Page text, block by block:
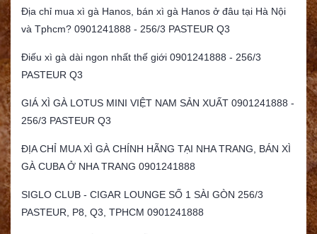
Địa chỉ mua xì gà Hanos, bán xì gà Hanos ở đâu tại Hà Nội
và Tphcm? 0901241888 - 256/3 PASTEUR Q3
Điếu xì gà dài ngon nhất thế giới 0901241888 - 256/3
PASTEUR Q3
GIÁ XÌ GÀ LOTUS MINI VIỆT NAM SẢN XUẤT 0901241888 -
256/3 PASTEUR Q3
ĐỊA CHỈ MUA XÌ GÀ CHÍNH HÃNG TẠI NHA TRANG, BÁN XÌ
GÀ CUBA Ở NHA TRANG 0901241888
SIGLO CLUB - CIGAR LOUNGE SỐ 1 SÀI GÒN 256/3
PASTEUR, P8, Q3, TPHCM 0901241888